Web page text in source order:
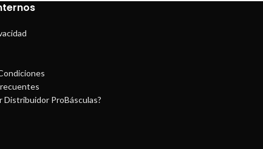
Distribuidor ProBásculas?